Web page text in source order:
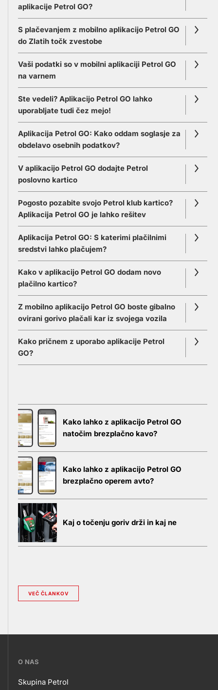
ugodnosti in popuste pri nakupu naših
izdelkov in storitev, zbrana Zlata zrna pa
brezplačno kavo.
zbrali do konca decembra, lahko koristite do
konca januarja prihodnje leto. Brezplačna
dni.
sredstvo (Visa, MasterCard, Petrol klub
plačilna kartica ali plačilna kartica Petrol Pay
Loyalty). Ko gorivo natočite in ga z aplikacijo
Petrol GO plačate, se bo transakcija
zabeležila tako v vaši aplikaciji kot v našem
sistemu. Potrdilo, da je bilo gorivo uspešno
plačano bo prejelo tudi naše prodajno osebje
za blagajno bencinskega servisa. Ob prejemu
potrdila o uspešnem plačilu v aplikaciji lahko
tako brez skrbi odpeljete dalje.
aplikacije Petrol GO?
S plačevanjem z mobilno aplikacijo Petrol GO
do Zlatih točk zvestobe
Vaši podatki so v mobilni aplikaciji Petrol GO
na varnem
Ste vedeli? Aplikacijo Petrol GO lahko
uporabljate tudi čez mejo!
Aplikacija Petrol GO: Kako oddam soglasje za
obdelavo osebnih podatkov?
V aplikacijo Petrol GO dodajte Petrol
poslovno kartico
Pogosto pozabite svojo Petrol klub kartico?
Aplikacija Petrol GO je lahko rešitev
Aplikacija Petrol GO: S katerimi plačilnimi
sredstvi lahko plačujem?
Kako v aplikacijo Petrol GO dodam novo
plačilno kartico?
Z mobilno aplikacijo Petrol GO boste gibalno
ovirani gorivo plačali kar iz svojega vozila
Kako pričnem z uporabo aplikacije Petrol
GO?
Kako lahko z aplikacijo Petrol GO
natočim brezplačno kavo?
Kako lahko z aplikacijo Petrol GO
brezplačno operem avto?
Kaj o točenju goriv drži in kaj ne
VEČ ČLANKOV
???O NAS
Skupina Petrol